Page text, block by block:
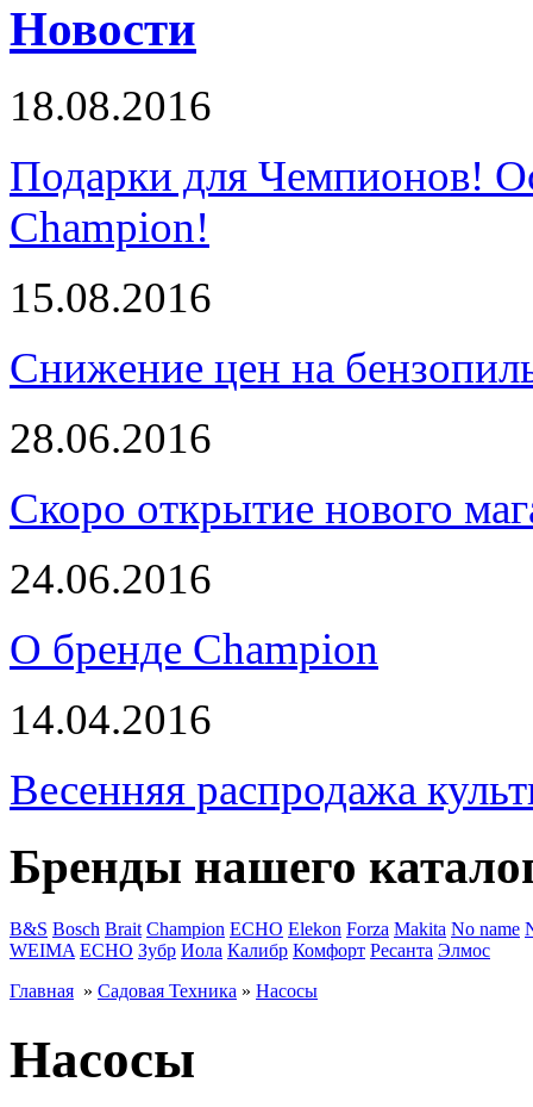
Новости
18.08.2016
Подарки для Чемпионов!
Champion!
15.08.2016
Снижение цен на
28.06.2016
Скоро открытие нового
24.06.2016
О бренде Champion
14.04.2016
Весенняя распродажа
Бренды нашего
B&S Bosch Brait Champion ECHO Elekon Forza Makita No name
WEIMA ЕСНО Зубр Иола Калибр Комфорт Ресанта Элмос
Главная » Садовая Техника » Насосы
Насосы